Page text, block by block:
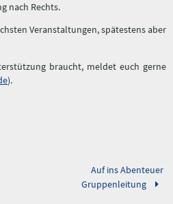
nach Rechts.
Veranstaltungen, spätestens aber
braucht, meldet euch gerne
).
Auf ins Abenteuer
Gruppenleitung